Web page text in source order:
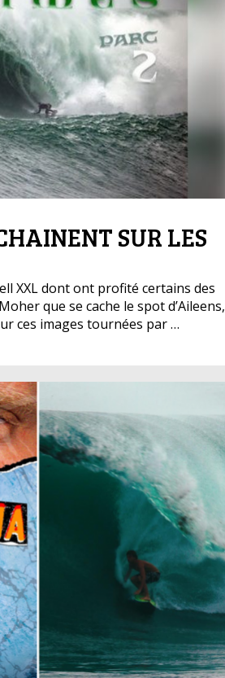
SUR LES
XXL dont ont profité certains des
que se cache le spot d’Aileens,
ces images tournées par …